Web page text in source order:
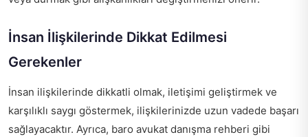
İnsan İlişkilerinde Dikkat Edilmesi
Gerekenler
İnsan ilişkilerinde dikkatli olmak, iletişimi geliştirmek ve
karşılıklı saygı göstermek, ilişkilerinizde uzun vadede başarı
sağlayacaktır. Ayrıca, baro avukat danışma rehberi gibi